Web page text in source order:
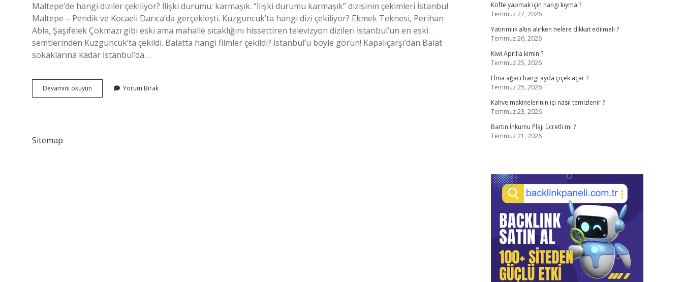
Maltepe’de hangi diziler çekiliyor? İlişki durumu: karmaşık. “İlişki durumu karmaşık” dizisinin çekimleri İstanbul
Maltepe – Pendik ve Kocaeli Darıca’da gerçekleşti. Kuzguncuk’ta hangi dizi çekiliyor? Ekmek Teknesi, Perihan
Abla, Şaşıfelek Çokmazı gibi eski ama mahalle sıcaklığını hissettiren televizyon dizileri İstanbul’un en eski
semtlerinden Kuzguncuk’ta çekildi. Balatta hangi filmler çekildi? İstanbul’u böyle görün! Kapalıçarşı’dan Balat
sokaklarına kadar İstanbul’da…
Devamını okuyun
Hangi
Yorum Bırak
Sitemap
Köfte yapmak için hangi kıyma ?
Temmuz 27, 2026
Yatırımlık altın alırken nelere dikkat edilmeli ?
Temmuz 26, 2026
Kiwi Aprilla kimin ?
Temmuz 25, 2026
Elma ağacı hangi ayda çiçek açar ?
Temmuz 25, 2026
Kahve makinelerinin içi nasıl temizlenir ?
Temmuz 23, 2026
Bartın İnkumu Plajı ücretli mi ?
Temmuz 21, 2026